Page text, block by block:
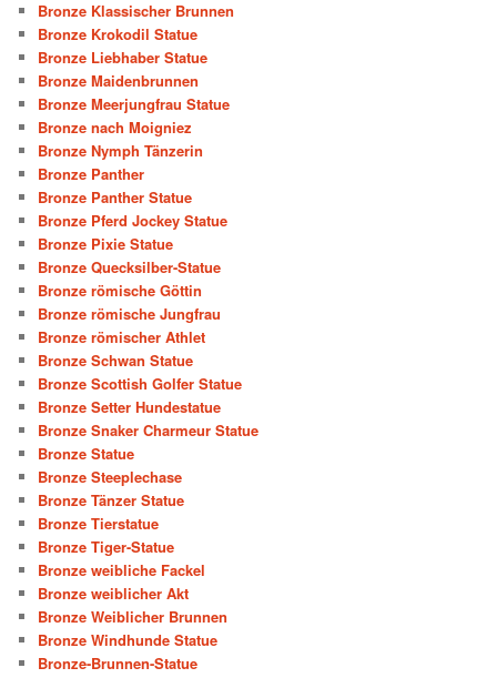
Bronze Klassischer Brunnen
Bronze Krokodil Statue
Bronze Liebhaber Statue
Bronze Maidenbrunnen
Bronze Meerjungfrau Statue
Bronze nach Moigniez
Bronze Nymph Tänzerin
Bronze Panther
Bronze Panther Statue
Bronze Pferd Jockey Statue
Bronze Pixie Statue
Bronze Quecksilber-Statue
Bronze römische Göttin
Bronze römische Jungfrau
Bronze römischer Athlet
Bronze Schwan Statue
Bronze Scottish Golfer Statue
Bronze Setter Hundestatue
Bronze Snaker Charmeur Statue
Bronze Statue
Bronze Steeplechase
Bronze Tänzer Statue
Bronze Tierstatue
Bronze Tiger-Statue
Bronze weibliche Fackel
Bronze weiblicher Akt
Bronze Weiblicher Brunnen
Bronze Windhunde Statue
Bronze-Brunnen-Statue